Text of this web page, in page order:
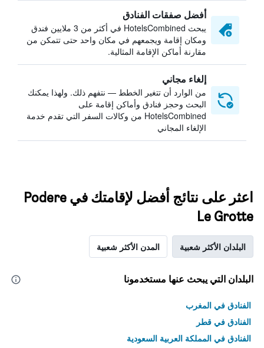
أفضل صفقات الفنادق
يبحث HotelsCombined في أكثر من 3 ملايين فندق
ومكان إقامة ويجمعهم في مكان واحد حتى تتمكن من
مقارنة أماكن الإقامة المثالية.
إلغاء مجاني
من الوارد أن تتغير الخطط — نتفهم ذلك. ولهذا يمكنك
البحث وحجز فنادق وأماكن إقامة على
HotelsCombined من وكالات السفر التي تقدم خدمة
الإلغاء المجاني
اعثر على نتائج أفضل لإقامتك في Podere
Le Grotte
البلدان الأكثر شعبية المدن الأكثر شعبية
البلدان التي يبحث عنها مستخدمونا
الفنادق في المغرب
الفنادق في قطر
الفنادق في المملكة العربية السعودية